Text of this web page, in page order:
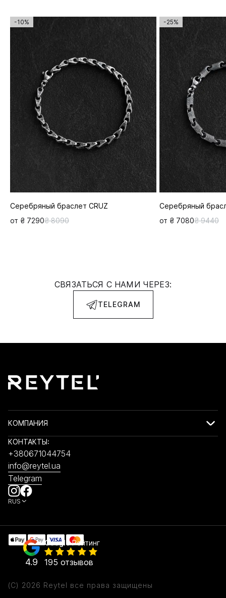
-10%
Серебряный браслет CRUZ
от ₴ 7290₴ 8090
-25%
Серебряный
от ₴ 7080₴ 9440
СВЯЗАТЬСЯ С НАМИ ЧЕРЕЗ:
TELEGRAM
КОМПАНИЯ
КОНТАКТЫ:
+380671044754
info@reytel.ua
Telegram
RUS
(C) 2026 Reytel все права защищены
4.9
GoogleРейтинг
195 отзывов